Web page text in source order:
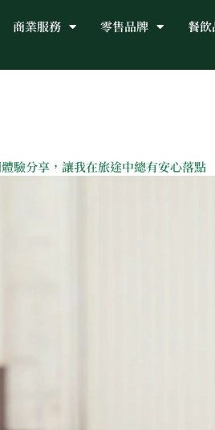
商業服務 零售品牌 餐
驗分享，讓我在旅途中總有安心落點